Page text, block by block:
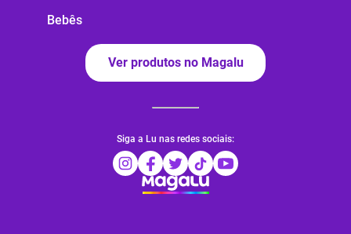
Bebês
Ver produtos no Magalu
Siga a Lu nas redes sociais: